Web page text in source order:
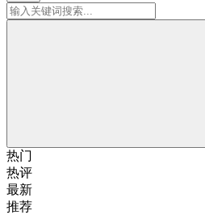
热门
热评
最新
推荐